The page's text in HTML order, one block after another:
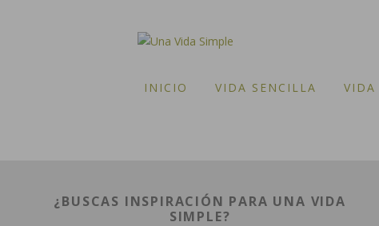
INICIO VIDA SENCILLA
¿BUSCAS INSPIRACIÓN PARA UNA VIDA
SIMPLE?